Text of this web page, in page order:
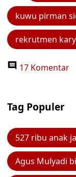
kuwu pirman
rekrutmen
17 Komentar
Tag Populer
527 ribu anak
Agus Mulyadi